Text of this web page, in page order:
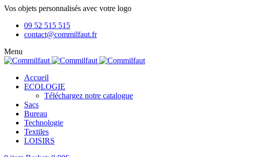
Vos objets personnalisés avec votre logo
09 52 515 515
contact@commilfaut.fr
Menu
Accueil
ECOLOGIE
Téléchargez notre catalogue
Sacs
Bureau
Technologie
Textiles
LOISIRS